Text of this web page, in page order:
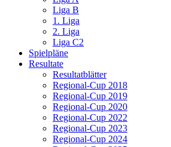
Liga B
1. Liga
2. Liga
Liga C2
Spielpläne
Resultate
Resultatblätter
Regional-Cup 2018
Regional-Cup 2019
Regional-Cup 2020
Regional-Cup 2022
Regional-Cup 2023
Regional-Cup 2024